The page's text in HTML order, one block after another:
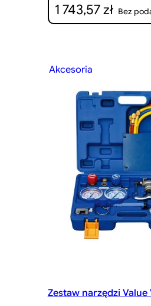
1 743,57zł Bez
Akcesoria
Zestaw narzędzi Value